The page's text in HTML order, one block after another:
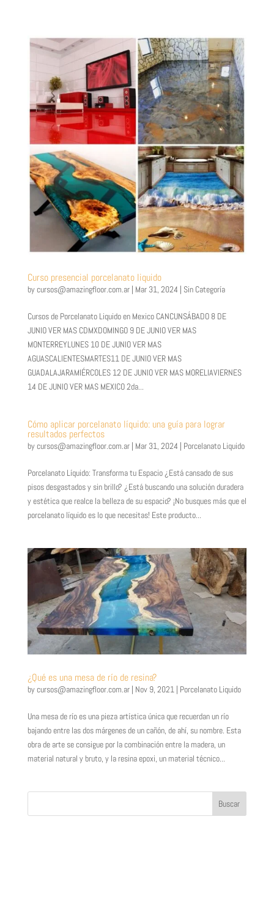
Curso presencial porcelanato liquido
bycursos@amazingfloor.com.ar| Mar 31, 2024 Sin Categoría
Cursos de Porcelanato Liquido en Mexico CANCUNSÁBADO 8 DE
JUNIO VER MAS CDMXDOMINGO 9 DE JUNIO VER MAS
MONTERREYLUNES 10 DE JUNIO VER MAS
AGUASCALIENTESMARTES11 DE JUNIO VER MAS
GUADALAJARAMIÉRCOLES 12 DE JUNIO VER MAS MORELIAVIERNES
14 DE JUNIO VER MAS MEXICO 2da...
Cómo aplicar porcelanato líquido: una guía para lograr
resultados perfectos
bycursos@amazingfloor.com.ar| Mar 31, 2024 Porcelanato Liquido
Porcelanato Líquido: Transforma tu Espacio ¿Está cansado de sus
pisos desgastados y sin brillo? ¿Está buscando una solución duradera
y estética que realce la belleza de su espacio? ¡No busques más que el
porcelanato líquido es lo que necesitas! Este producto...
¿Qué es una mesa de río de resina?
bycursos@amazingfloor.com.ar| Nov 9, 2021| Porcelanato Liquido
Una mesa de río es una pieza artística única que recuerdan un río
bajando entre las dos márgenes de un cañón, de ahí, su nombre. Esta
obra de arte se consigue por la combinación entre la madera, un
material natural y bruto, y la resina epoxi, un material técnico...